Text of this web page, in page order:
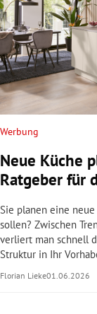
Werbung
Neue Küche
Ratgeber für
Sie planen eine
sollen? Zwischen
verliert man schnell
Struktur in Ihr
Florian Lieke01.06.2026